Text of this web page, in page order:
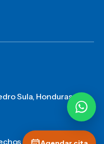
Sula, Honduras, C.A.
reservados